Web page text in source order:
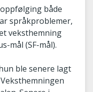
både
språkproblemer,
veksthemning
mål (SF-mål).
ble senere lagt